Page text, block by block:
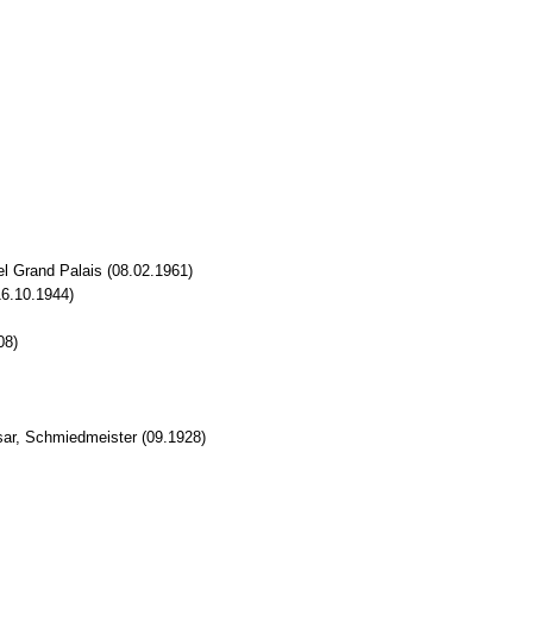
Grand Palais (08.02.1961)
Schmiedmeister (09.1928)